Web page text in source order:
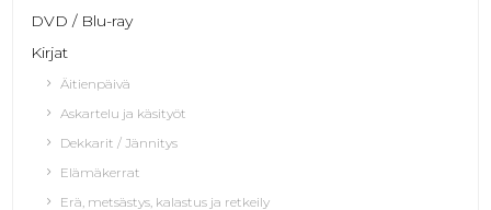
DVD / Blu-ray
Kirjat
Äitienpäivä
Askartelu ja käsityöt
Dekkarit / Jännitys
Elämäkerrat
Erä, metsästys, kalastus ja retkeily